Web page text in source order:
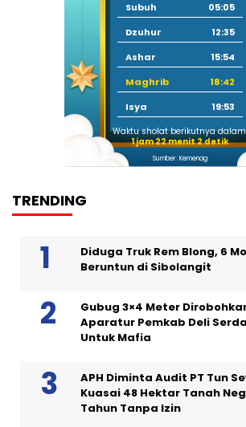
Subuh
05:05
Dzuhur
12:35
Ashar
15:54
Maghrib
18:42
Isya
19:53
Waktu sholat berikutnya
1 jam 22 menit 1 detik
Sumber: Kemenag
TRENDING
Diduga Truk Rem Blong, 6
Beruntun di Sibolangit
Gubug 3×4 Meter
Aparatur Pemkab Deli
Untuk Mafia
APH Diminta Audit PT Tun
Kuasai 48 Hektar Tanah
Tahun Tanpa Izin